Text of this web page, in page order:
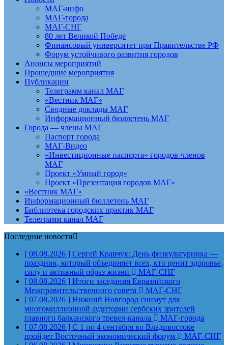
МАГ-инфо
МАГ-города
МАГ-СНГ
80 лет Великой Победе
Финансовый университет при Правительстве РФ
Форум устойчивого развития городов
Анонсы мероприятий
Прошедшие мероприятия
Публикации
Телеграмм канал МАГ
«Вестник МАГ»
Сводные доклады МАГ
Информационный бюллетень МАГ
Города — члены МАГ
Паспорт города
МАГ-Видео
«Инвестиционные паспорта» городов-членов
МАГ
Проект «Умный город»
Проект «Презентация городов МАГ»
«Вестник МАГ»
Информационный бюллетень МАГ
Библиотека городских практик МАГ
Телеграмм канал МАГ
Последние новости
[ 08.08.2026 ] Сергей Кравчук: День физкультурника —
праздник, который объединяет всех, кто ценит здоровье,
силу и активный образ жизни
МАГ-СНГ
[ 08.08.2026 ] Итоги заседания Евразийского
Межправительственного совета
МАГ-СНГ
[ 07.08.2026 ] Нижний Новгород снимут для
многомиллионной аудитории сербских зрителей
главного балканского тревел-канала
МАГ-города
[ 07.08.2026 ] С 1 по 4 сентября во Владивостоке
пройдет Восточный экономический форум
МАГ-СНГ